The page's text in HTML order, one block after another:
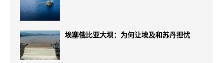
埃塞俄比亚大坝：为何让埃及和苏丹担忧